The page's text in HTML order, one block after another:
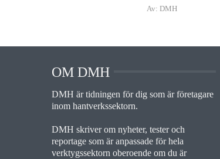
Av: DMH
OM DMH
DMH är tidningen för dig som är företagare
inom hantverkssektorn.
DMH skriver om nyheter, tester och
reportage som är anpassade för hela
verktygssektorn oberoende om du är